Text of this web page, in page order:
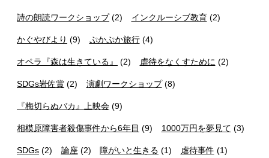
詩の朗読ワークショップ(2) インクルーシブ教育(2)
かぐやびより (9) ぷかぷか旅行(4)
オペラ『森は生きている』 (2) 虐待をなくすために (2)
SDGs岩佐賞 (2) 演劇ワークショップ(8)
『梅切らぬバカ』上映会 (9)
相模原障害者殺傷事件から6年目 (9) 1000万円を夢見て (3)
SDGs (2) 論座 (2) 障がいと生きる (1) 虐待事件 (1)